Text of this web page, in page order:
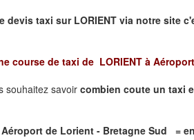
devis taxi surLORIENT via notre site
course de taxi de LORIENT à
souhaitez savoir combien coute un taxi
de Lorient - Bretagne Sud =